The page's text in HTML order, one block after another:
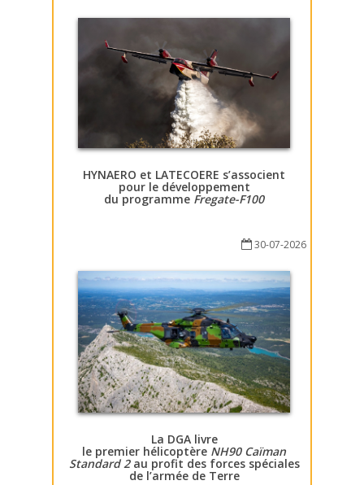
HYNAERO et LATECOERE s’associent
pour le développement
du programme Fregate-F100
30-07-2026
La DGA livre
le premier hélicoptère NH90 Caïman
Standard 2au profit des forces spéciales
de l’armée de Terre